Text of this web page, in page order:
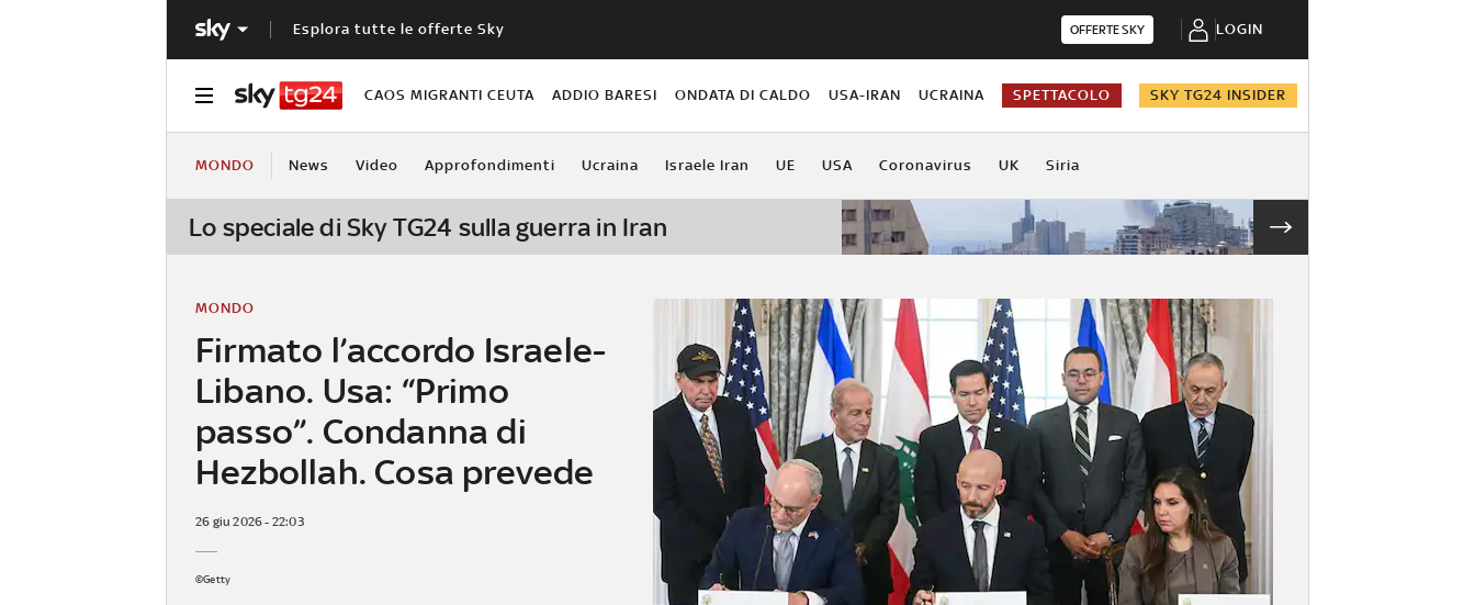
Esplora tutte le offerte Sky OFFERTE SKY LOGIN
CAOS MIGRANTI CEUTA ADDIO BARESI ONDATA DI CALDO USA-IRAN UCRAINA SPETTACOLO SKY TG24 INSIDER
MONDO News Video Approfondimenti Ucraina Israele Iran UE USA Coronavirus UK Siria
Lo speciale di Sky TG24 sulla guerra in Iran
Firmato l’accordo Israele-
Libano. Usa: “Primo
passo”. Condanna di
Hezbollah. Cosa prevede
MONDO
26 giu 2026 - 22:03
©Getty